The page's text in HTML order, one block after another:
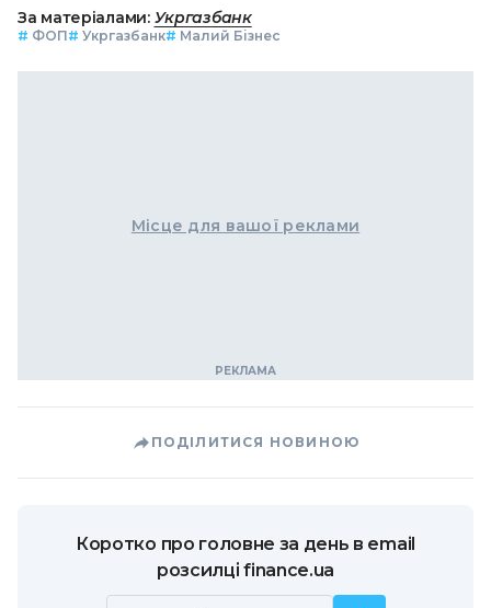
За матеріалами: Укргазбанк
# ФОП# Укргазбанк# Малий Бізнес
Місце для вашої реклами
ПОДІЛИТИСЯ НОВИНОЮ
Коротко про головне за день в email
розсилці finance.ua